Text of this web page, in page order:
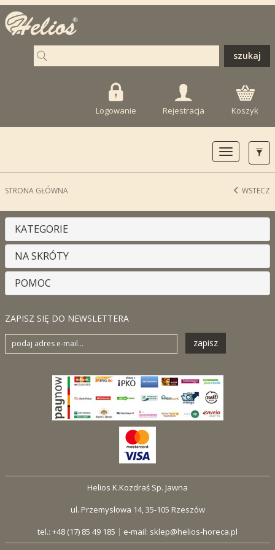
Logowanie Rejestracja Koszyk
Toggle
navigation
STRONA GŁÓWNA WSTECZ
KATEGORIE
NA SKRÓTY
POMOC
ZAPISZ SIĘ DO NEWSLETTERA
zapisz
Helios K.Kozdraś Sp. Jawna
ul. Przemysłowa 14, 35-105 Rzeszów
tel.: +48 (17) 85 49 185 | e-mail: sklep@helios-horeca.pl